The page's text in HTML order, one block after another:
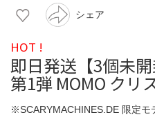
シェア
HOT !
即日発送【3個未
第1弾 MOMO クリ
※SCARYMACHINES.DE 限定モ